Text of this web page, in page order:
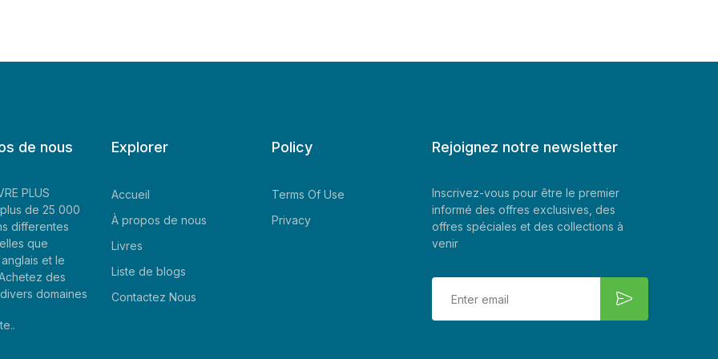
de nous
PLUS
de 25 000
differentes
que
et le
des
domaines
Explorer
Accueil
À propos de nous
Livres
Liste de blogs
Contactez Nous
Policy
Terms Of Use
Privacy
Rejoignez notre newsletter
Inscrivez-vous pour être le premier
informé des offres exclusives, des
offres spéciales et des collections à
venir